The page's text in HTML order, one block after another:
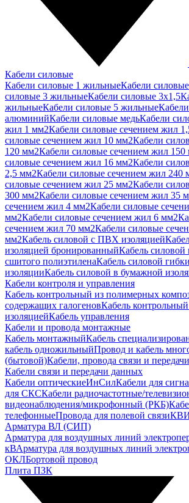
Кабели силовые
Кабели силовые 1 жильныеКабели
силовые 3 жильныеКабели силовые 3х1,5
жильныеКабели силовые 5 жильные
алюминийКабели силовые медьКабели
жил 1 мм2Кабели силовые сечением жил
силовые сечением жил 10 мм2Кабели
120 мм2Кабели силовые сечением жил 150
силовые сечением жил 16 мм2Кабели
2,5 мм2Кабели силовые сечением жил 240
силовые сечением жил 25 мм2Кабели
300 мм2Кабели силовые сечением жил 35
сечением жил 4 мм2Кабели силовые
мм2Кабели силовые сечением жил 6 мм2
сечением жил 70 мм2Кабели силовые
мм2Кабель силовой с ПВХ изоляцией
изоляцией бронированныйКабель силовой
сшитого полиэтиленаКабель силовой
изоляцииКабель силовой в бумажной
Кабели контроля и управления
Кабель контрольный из полимерных
содержащих галогеновКабель
изоляциейКабель управления
Кабели и провода монтажные
Кабель монтажныйКабель
кабель одножильныйПровод и кабель
(бытовой)Кабели, провода связи и
Кабели связи и передачи данных
Кабели оптическиеИнСилКабели для
для СКСКабели радиочастотные/
видеонаблюдения/микрофонный (РКБ)
телефонныеПровода для полевой связи
Арматура ВЛ (СИП)
Арматура для воздушных линий
кВАрматура для воздушных линий
ОКЛБортовой провод
Плита ПЗК